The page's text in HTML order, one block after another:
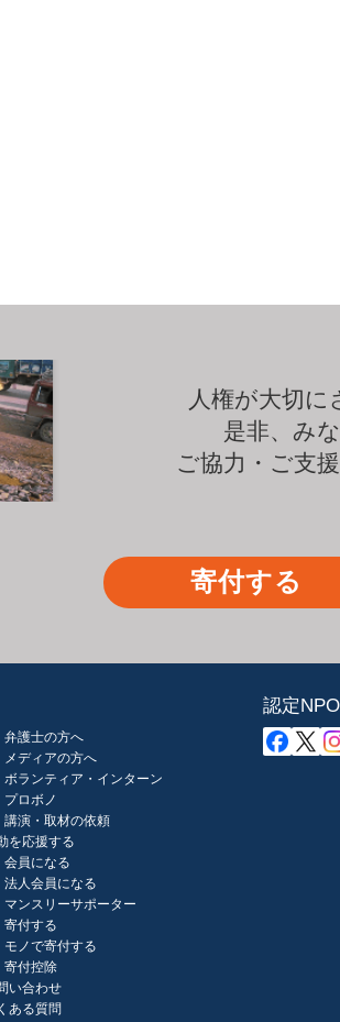
人権が大切に
是非、み
ご協力・ご支
寄付する
弁護士の方へ
メディアの方へ
ボランティア・インターン
プロボノ
講演・取材の依頼
を応援する
会員になる
法人会員になる
マンスリーサポーター
寄付する
モノで寄付する
寄付控除
い合わせ
ある質問
認定